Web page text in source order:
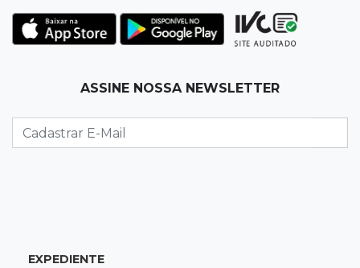
MS chega a 25 cachaças registradas e amplia
número de produtores em 67%
Fraude eletrônica
três transferências misteriosas
Árvore cai, bloqueia avenida e deixa comércio
ASSINE NOSSA NEWSLETTER
EXPEDIENTE